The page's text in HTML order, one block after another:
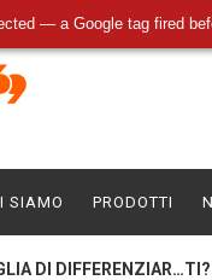
— a Google tag fired
SIAMO PRODOTTI
DI DIFFERENZIAR…TI?